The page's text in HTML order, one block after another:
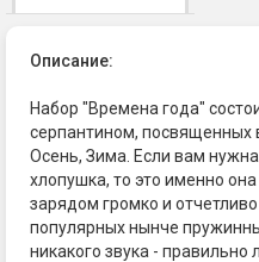
Описание:
Набор "Времена года"
серпантином, посвященных
Осень, Зима. Если вам нужна
хлопушка, то это именно
зарядом громко и
популярных нынче
никакого звука -